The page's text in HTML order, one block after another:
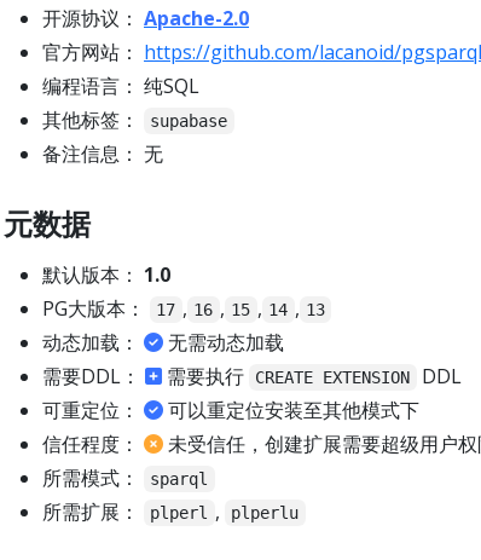
开源协议： Apache-2.0
官方网站： https://github.com/lacanoid/pgsparql
编程语言： 纯SQL
其他标签：
supabase
备注信息： 无
元数据
默认版本： 1.0
PG大版本：
17 , 16 , 15 , 14 , 13
动态加载：
无需动态加载
需要DDL：
需要执行 CREATE EXTENSION
DDL
可重定位：
可以重定位安装至其他模式下
信任程度：
未受信任，创建扩展需要超级用户权
所需模式：
sparql
所需扩展： plperl , plperlu